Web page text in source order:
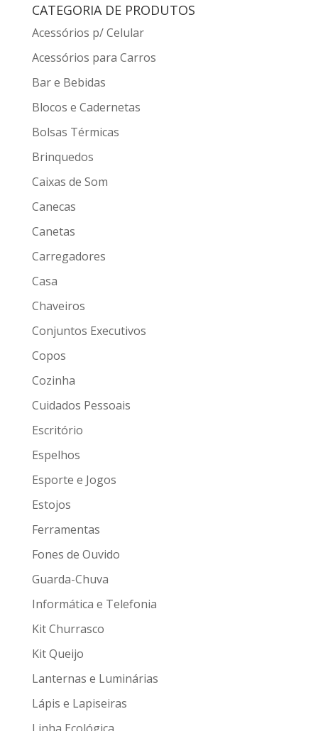
CATEGORIA DE PRODUTOS
Acessórios p/ Celular
Acessórios para Carros
Bar e Bebidas
Blocos e Cadernetas
Bolsas Térmicas
Brinquedos
Caixas de Som
Canecas
Canetas
Carregadores
Casa
Chaveiros
Conjuntos Executivos
Copos
Cozinha
Cuidados Pessoais
Escritório
Espelhos
Esporte e Jogos
Estojos
Ferramentas
Fones de Ouvido
Guarda-Chuva
Informática e Telefonia
Kit Churrasco
Kit Queijo
Lanternas e Luminárias
Lápis e Lapiseiras